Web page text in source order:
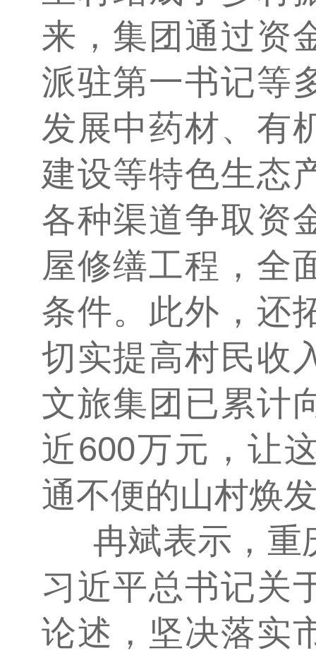
来，集团通过资
派驻第一书记等
发展中药材、有
建设等特色生态
各种渠道争取资
屋修缮工程，全
条件。此外，还
切实提高村民收
文旅集团已累计
近600万元，让
通不便的山村焕
冉斌表示，重
习近平总书记关
论述，坚决落实